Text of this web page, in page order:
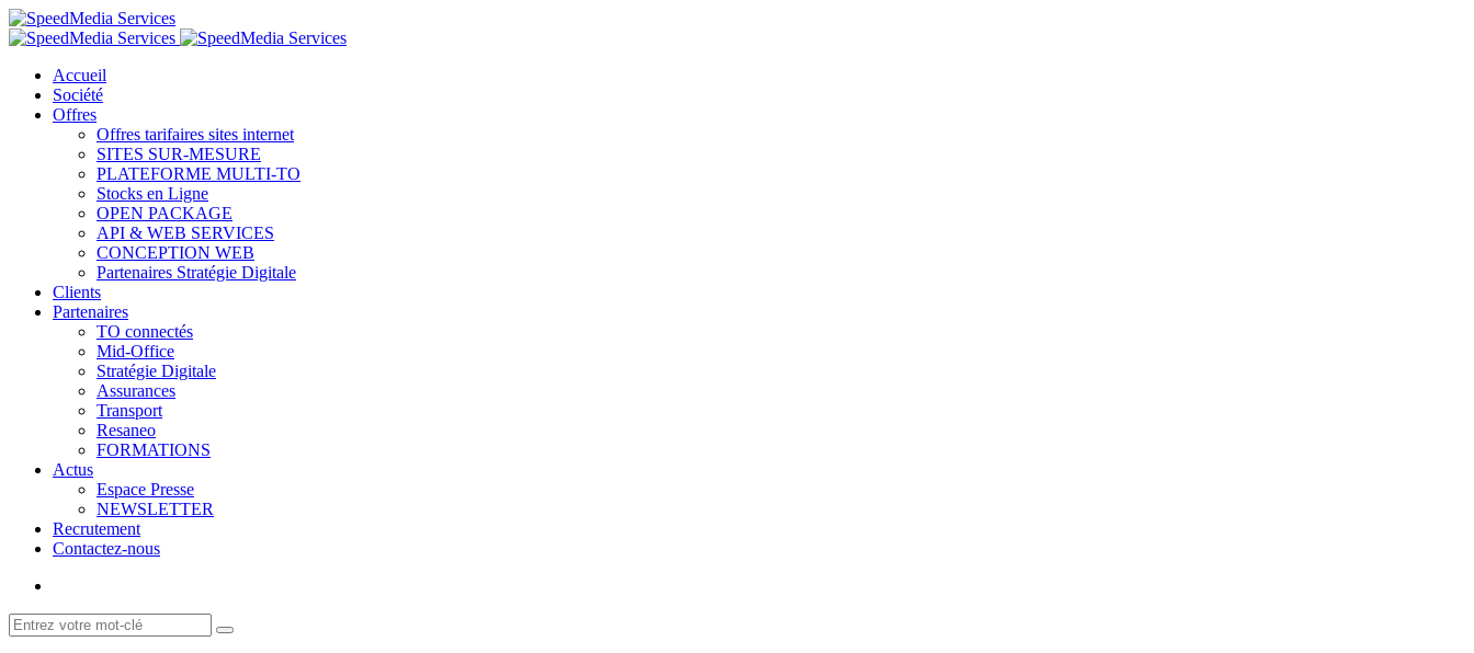
Accueil
Société
Offres
Offres tarifaires sites internet
SITES SUR-MESURE
PLATEFORME MULTI-TO
Stocks en Ligne
OPEN PACKAGE
API & WEB SERVICES
CONCEPTION WEB
Partenaires Stratégie Digitale
Clients
Partenaires
TO connectés
Mid-Office
Stratégie Digitale
Assurances
Transport
Resaneo
FORMATIONS
Actus
Espace Presse
NEWSLETTER
Recrutement
Contactez-nous